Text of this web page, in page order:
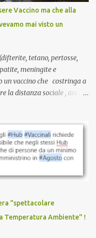
di rischio, spesso già
Non c’è presa in carico.
Vaccino ma che alla
mai visto un
tetano, pertosse,
meningite e
vaccino che costringa a
la distanza sociale , anche
parlare di ricompense,
mai visto
fatto. Se non sei stato
di farti sentire una
un vaccino che minacci le
sussistenza, il lavoro o la
che permettesse a un
Dopo tutti i vaccini
"spettacolare
Temperatura Ambiente" !